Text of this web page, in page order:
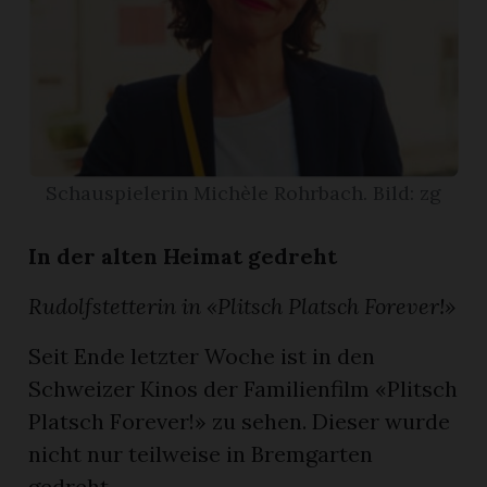
In der alten Heimat gedreht
Rudolfstetterin in «Plitsch Platsch Forever!»
Seit Ende letzter Woche ist in den
Schweizer Kinos der Familienfilm «Plitsch
Platsch Forever!» zu sehen. Dieser wurde
nicht nur teilweise in Bremgarten